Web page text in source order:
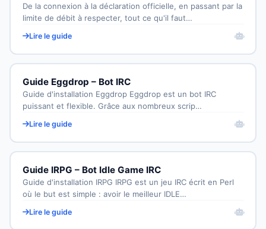
De la connexion à la déclaration officielle, en passant par la
limite de débit à respecter, tout ce qu'il faut…
Lire le guide
Guide Eggdrop – Bot IRC
Guide d'installation Eggdrop Eggdrop est un bot IRC
puissant et flexible. Grâce aux nombreux scrip…
Lire le guide
Guide IRPG – Bot Idle Game IRC
Guide d'installation IRPG IRPG est un jeu IRC écrit en Perl
où le but est simple : avoir le meilleur IDLE…
Lire le guide